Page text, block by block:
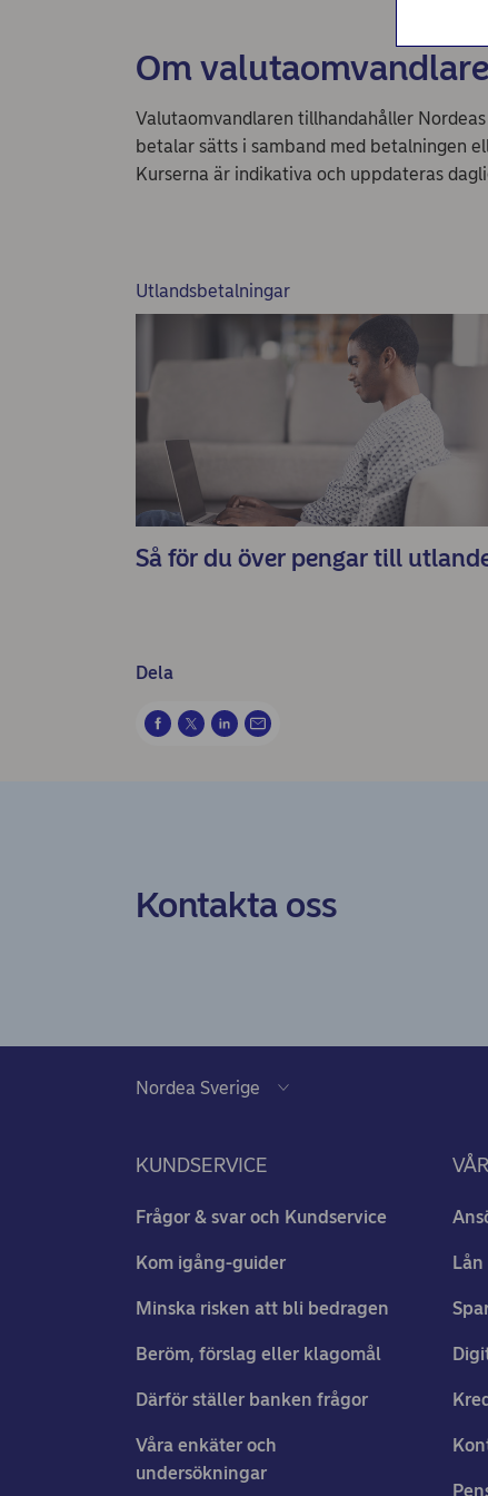
Om
Valutaomvandlaren tillhandahåller
betalar sätts i samband med betalningen
Kurserna är indikativa och uppdateras
Utlandsbetalningar
Så för du över pengar till
Dela
Kontakta oss
KUNDSERVICE
Frågor & svar och Kundservice
Kom igång-guider
Minska risken att bli bedragen
Beröm, förslag eller klagomål
Därför ställer banken frågor
Våra enkäter och
undersökningar